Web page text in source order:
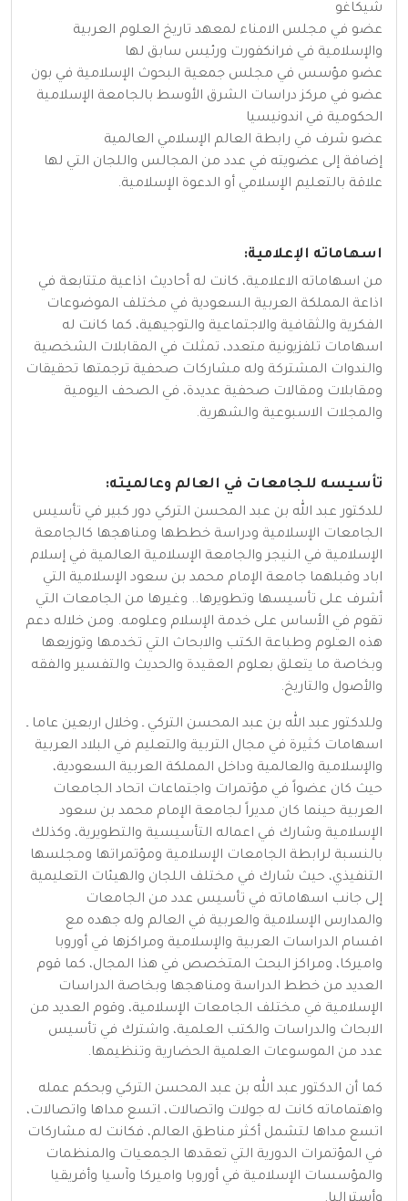
شيكاغو
عضو في مجلس الامناء لمعهد تاريخ العلوم العربية
والإسلامية في فرانكفورت ورئيس سابق لها
عضو مؤسس في مجلس جمعية البحوث الإسلامية في بون
عضو في مركز دراسات الشرق الأوسط بالجامعة الإسلامية
الحكومية في اندونيسيا
عضو شرف في رابطة العالم الإسلامي العالمية
إضافة إلى عضويته في عدد من المجالس واللجان التي لها
علاقة بالتعليم الإسلامي أو الدعوة الإسلامية.
اسهاماته الإعلامية:
من اسهاماته الاعلامية، كانت له أحاديث اذاعية متتابعة في
اذاعة المملكة العربية السعودية في مختلف الموضوعات
الفكرية والثقافية والاجتماعية والتوجيهية، كما كانت له
اسهامات تلفزيونية متعدد، تمثلت في المقابلات الشخصية
والندوات المشتركة وله مشاركات صحفية ترجمتها تحقيقات
ومقابلات ومقالات صحفية عديدة، في الصحف اليومية
والمجلات الاسبوعية والشهرية.
تأسيسه للجامعات في العالم وعالميته:
للدكتور عبد الله بن عبد المحسن التركي دور كبير في تأسيس
الجامعات الإسلامية ودراسة خططها ومناهجها كالجامعة
الإسلامية في النيجر والجامعة الإسلامية العالمية في إسلام
اباد وقبلهما جامعة الإمام محمد بن سعود الإسلامية التي
أشرف على تأسيسها وتطويرها.. وغيرها من الجامعات التي
تقوم في الأساس على خدمة الإسلام وعلومه. ومن خلاله دعم
هذه العلوم وطباعة الكتب والابحاث التي تخدمها وتوزيعها
وبخاصة ما يتعلق بعلوم العقيدة والحديث والتفسير والفقه
والأصول والتاريخ.
وللدكتور عبد الله بن عبد المحسن التركي ـ وخلال اربعين عاما ـ
اسهامات كثيرة في مجال التربية والتعليم في البلاد العربية
والإسلامية والعالمية وداخل المملكة العربية السعودية،
حيث كان عضواً في مؤتمرات واجتماعات اتحاد الجامعات
العربية حينما كان مديراً لجامعة الإمام محمد بن سعود
الإسلامية وشارك في اعماله التأسيسية والتطويرية، وكذلك
بالنسبة لرابطة الجامعات الإسلامية ومؤتمراتها ومجلسها
التنفيذي، حيث شارك في مختلف اللجان والهيئات التعليمية
إلى جانب اسهاماته في تأسيس عدد من الجامعات
والمدارس الإسلامية والعربية في العالم وله جهده مع
اقسام الدراسات العربية والإسلامية ومراكزها في أوروبا
واميركا، ومراكز البحث المتخصص في هذا المجال، كما قوم
العديد من خطط الدراسة ومناهجها وبخاصة الدراسات
الإسلامية في مختلف الجامعات الإسلامية، وقوم العديد من
الابحاث والدراسات والكتب العلمية، واشترك في تأسيس
عدد من الموسوعات العلمية الحضارية وتنظيمها.
كما أن الدكتور عبد الله بن عبد المحسن التركي وبحكم عمله
واهتماماته كانت له جولات واتصالات، اتسع مداها واتصالات،
اتسع مداها لتشمل أكثر مناطق العالم، فكانت له مشاركات
في المؤتمرات الدورية التي تعقدها الجمعيات والمنظمات
والمؤسسات الإسلامية في أوروبا واميركا وآسيا وأفريقيا